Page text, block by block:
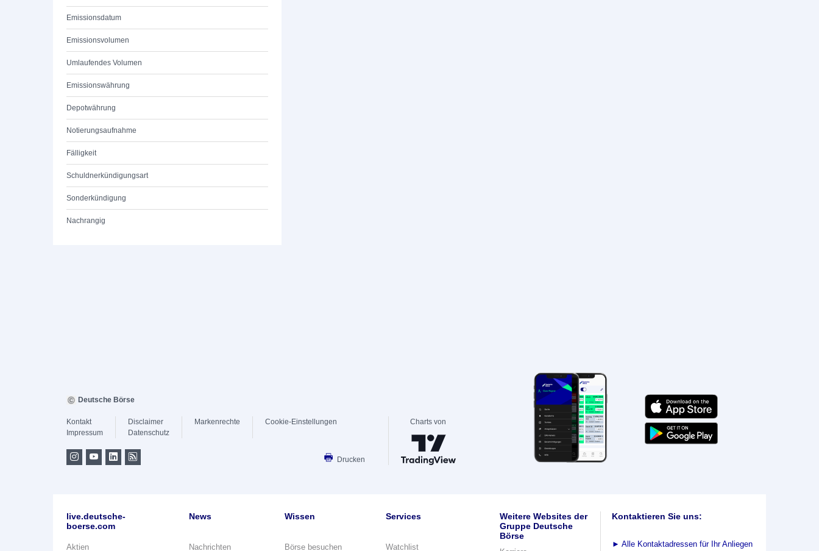
Emissionsdatum
Emissionsvolumen
Umlaufendes Volumen
Emissionswährung
Depotwährung
Notierungsaufnahme
Fälligkeit
Schuldnerkündigungsart
Sonderkündigung
Nachrangig
Deutsche Börse
Kontakt
Impressum
Disclaimer
Datenschutz
Markenrechte Cookie-Einstellungen
Drucken
Charts von
live.deutsche-
boerse.com
Aktien
News
Nachrichten
Wissen
Börse besuchen
Services
Watchlist
Weitere Websites der
Gruppe Deutsche
Börse
Kontaktieren Sie uns:
► Alle Kontaktadressen für Ihr Anliegen